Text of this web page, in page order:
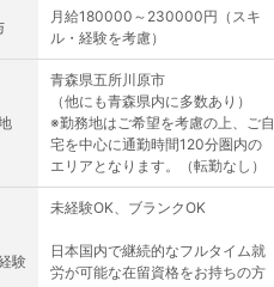
月給180000～230000円（スキ
ル・経験を考慮）
青森県五所川原市
（他にも青森県内に多数あり）
※勤務地はご希望を考慮の上、ご自
宅を中心に通勤時間120分圏内の
エリアとなります。（転勤なし）
験
未経験OK、ブランクOK
日本国内で継続的なフルタイム就
労が可能な在留資格をお持ちの方